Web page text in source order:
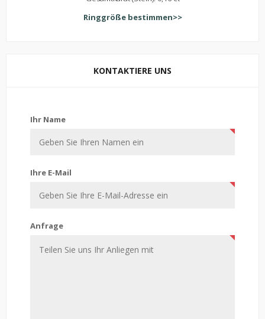
Ringgröße bestimmen>>
KONTAKTIERE UNS
Ihr Name
Ihre E-Mail
Anfrage